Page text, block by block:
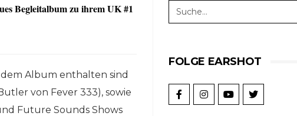
Begleitalbum zu ihrem UK #1
Album enthalten sind
von Fever 333), sowie
Future Sounds Shows
FOLGE EARSHOT